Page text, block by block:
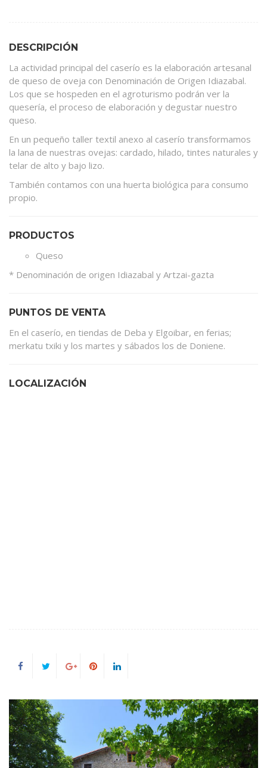
DESCRIPCIÓN
La actividad principal del caserío es la elaboración artesanal
de queso de oveja con Denominación de Origen Idiazabal.
Los que se hospeden en el agroturismo podrán ver la
quesería, el proceso de elaboración y degustar nuestro
queso.
En un pequeño taller textil anexo al caserío transformamos
la lana de nuestras ovejas: cardado, hilado, tintes naturales y
telar de alto y bajo lizo.
También contamos con una huerta biológica para consumo
propio.
PRODUCTOS
Queso
* Denominación de origen Idiazabal y Artzai-gazta
PUNTOS DE VENTA
En el caserío, en tiendas de Deba y Elgoibar, en ferias;
merkatu txiki y los martes y sábados los de Doniene.
LOCALIZACIÓN